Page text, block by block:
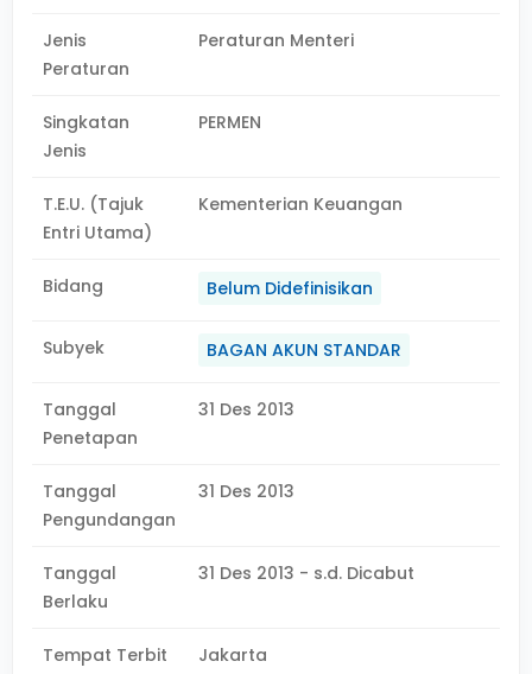
Jenis
Peraturan
Peraturan Menteri
Singkatan
Jenis
PERMEN
T.E.U. (Tajuk
Entri Utama)
Kementerian Keuangan
Bidang Belum Didefinisikan
Subyek BAGAN AKUN STANDAR
Tanggal
Penetapan
31 Des 2013
Tanggal
Pengundangan
31 Des 2013
Tanggal
Berlaku
31 Des 2013 - s.d. Dicabut
Tempat Terbit Jakarta